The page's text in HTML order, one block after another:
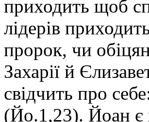
приходить щоб
лідерів
пророк, чи
Захарії й
свідчить про
(Йо.1,23). Йоан є